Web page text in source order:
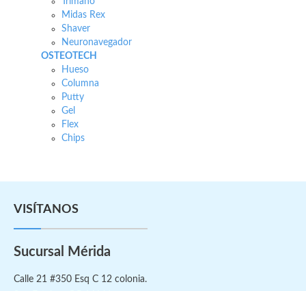
Midas Rex
Shaver
Neuronavegador
OSTEOTECH
Hueso
Columna
Putty
Gel
Flex
Chips
VISÍTANOS
Sucursal Mérida
Calle 21 #350 Esq C 12 colonia.